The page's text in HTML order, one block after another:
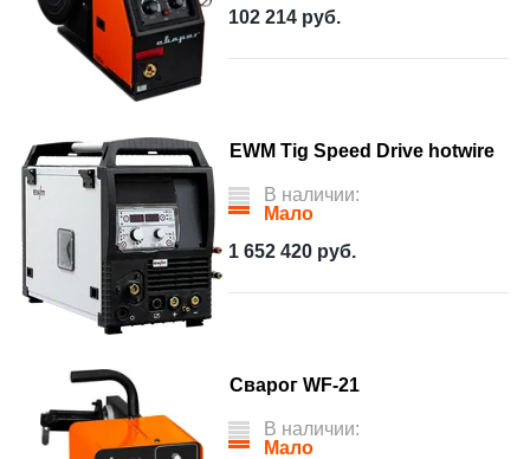
102 214 руб.
EWM Tig Speed Drive hotwire
В наличии:
Мало
1 652 420 руб.
Сварог WF-21
В наличии:
Мало